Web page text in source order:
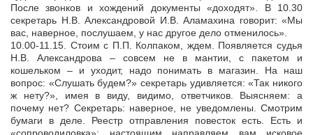
После звонков и хождений документы «доходят». В 10.30
секретарь Н.В. Александровой И.В. Аламахина говорит: «Мы
вас, наверное, послушаем, у нас другое дело отменилось».
10.00-11.15. Стоим с П.П. Колпаком, ждем. Появляется судья
Н.В. Александрова – совсем не в мантии, с пакетом и
кошельком – и уходит, надо понимать в магазин. На наш
вопрос: «Слушать будем?» секретарь удивляется: «Так никого
ж нету?», имея в виду, видимо, ответчиков. Выясняем: а
почему нет? Секретарь: наверное, не уведомлены. Смотрим
бумаги в деле. Реестр отправления повесток есть. Есть и